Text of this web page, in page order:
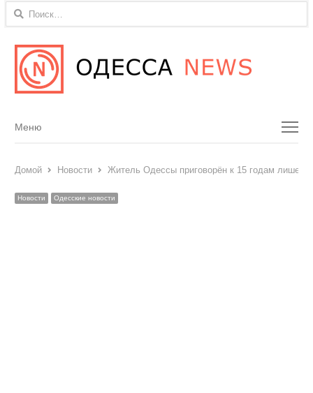
Найти:
Menu
Меню
Домой Новости Житель Одессы приговорён к 15 годам
Новости Одесские новости